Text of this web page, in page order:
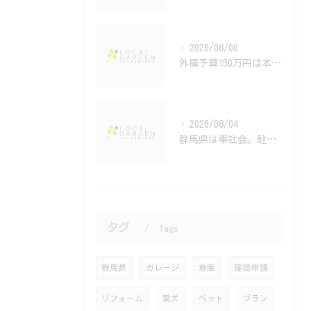
2026/08/06
外構予算150万円は本当？建築費高騰時代の資金計画と住宅ローンの考え方
2026/08/04
群馬県は車社会。駐車場設計で後悔する人の共通点
タグ Tags
群馬県 ガレージ 倉庫 確認申請
リフォーム 愛犬 ペット プラン